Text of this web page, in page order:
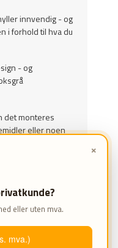
×
eller uten mva.
mva.)
innvendig - og
i forhold til hva du
- og
det monteres
eller noen
innredning